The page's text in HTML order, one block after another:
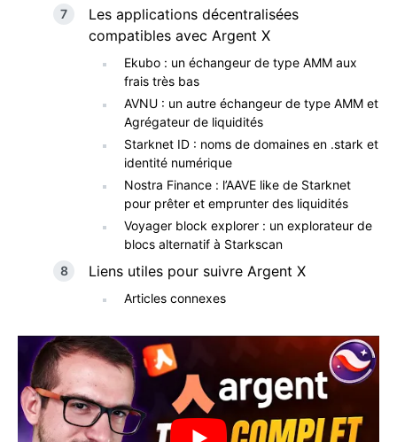
Les applications décentralisées
compatibles avec Argent X
Ekubo : un échangeur de type AMM aux
frais très bas
AVNU : un autre échangeur de type AMM et
Agrégateur de liquidités
Starknet ID : noms de domaines en .stark et
identité numérique
Nostra Finance : l’AAVE like de Starknet
pour prêter et emprunter des liquidités
Voyager block explorer : un explorateur de
blocs alternatif à Starkscan
Liens utiles pour suivre Argent X
Articles connexes